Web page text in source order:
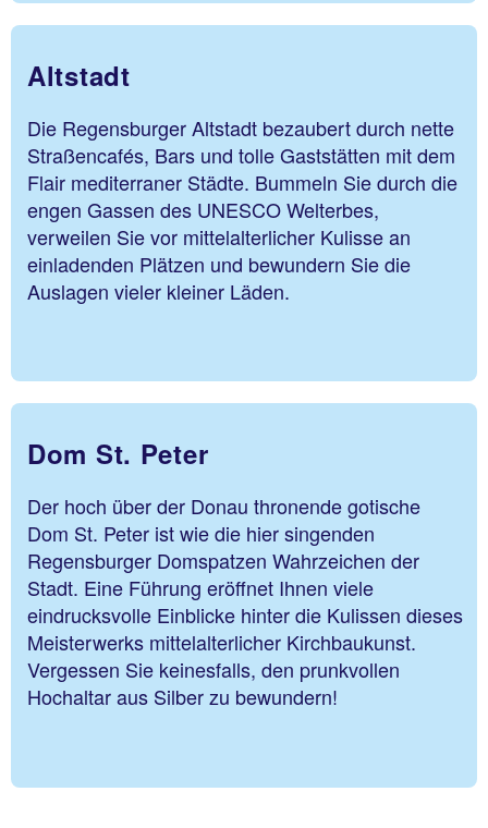
Altstadt
Die Regensburger Altstadt bezaubert durch nette
Straßencafés, Bars und tolle Gaststätten mit dem
Flair mediterraner Städte. Bummeln Sie durch die
engen Gassen des UNESCO Welterbes,
verweilen Sie vor mittelalterlicher Kulisse an
einladenden Plätzen und bewundern Sie die
Auslagen vieler kleiner Läden.
Dom St. Peter
Der hoch über der Donau thronende gotische
Dom St. Peter ist wie die hier singenden
Regensburger Domspatzen Wahrzeichen der
Stadt. Eine Führung eröffnet Ihnen viele
eindrucksvolle Einblicke hinter die Kulissen dieses
Meisterwerks mittelalterlicher Kirchbaukunst.
Vergessen Sie keinesfalls, den prunkvollen
Hochaltar aus Silber zu bewundern!